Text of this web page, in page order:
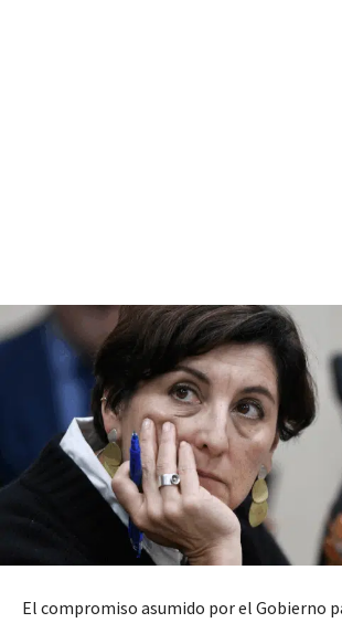
El compromiso asumido por el Gobierno